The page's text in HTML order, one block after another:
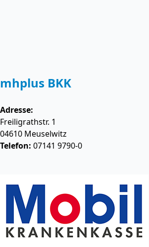
mhplus BKK
Adresse:
Freiligrathstr. 1
04610 Meuselwitz
Telefon: 07141 9790-0